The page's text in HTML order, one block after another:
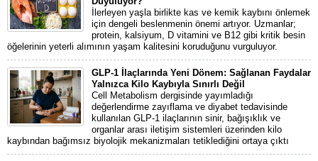
İlerleyen yaşla birlikte kas ve kemik kaybını önlemek
için dengeli beslenmenin önemi artıyor. Uzmanlar;
protein, kalsiyum, D vitamini ve B12 gibi kritik besin
öğelerinin yeterli alımının yaşam kalitesini koruduğunu vurguluyor.
GLP-1 İlaçlarında Yeni Dönem: Sağlanan Faydalar
Yalnızca Kilo Kaybıyla Sınırlı Değil
Cell Metabolism dergisinde yayımladığı
değerlendirme zayıflama ve diyabet tedavisinde
kullanılan GLP-1 ilaçlarının sinir, bağışıklık ve
organlar arası iletişim sistemleri üzerinden kilo
kaybından bağımsız biyolojik mekanizmaları tetiklediğini ortaya çıktı